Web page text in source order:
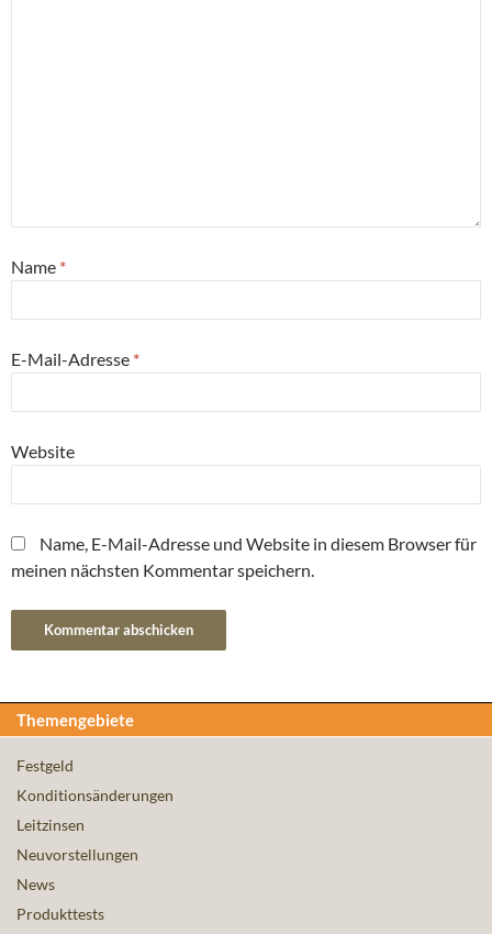
Name *
E-Mail-Adresse *
Website
Name, E-Mail-Adresse und Website in diesem Browser für
meinen nächsten Kommentar speichern.
Themengebiete
Festgeld
Konditionsänderungen
Leitzinsen
Neuvorstellungen
News
Produkttests